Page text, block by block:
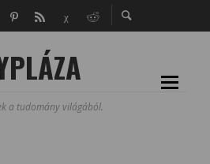
a tudomány világából.